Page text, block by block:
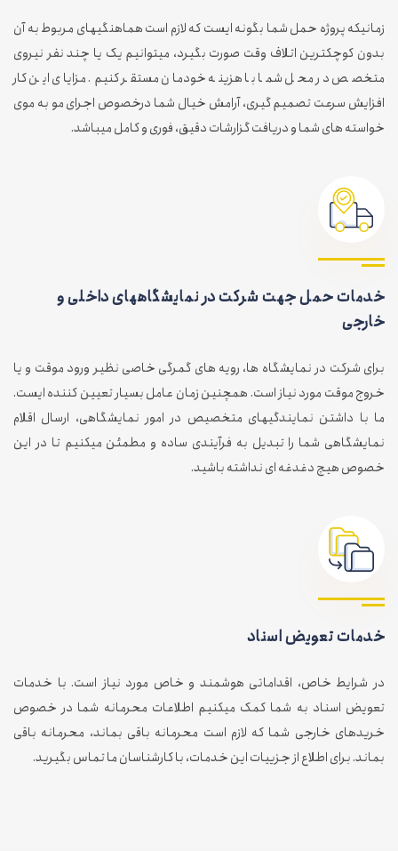
زمانیکه پروژه حمل شما بگونه ایست که لازم است هماهنگیهای مربوط به آن
بدون کوچکترین اتلاف وقت صورت بگیرد، میتوانیم یک یا چند نفر نیروی
متخصص در محل شما با هزینه خودمان مستقر کنیم. مزایای این کار
افزایش سرعت تصمیم گیری، آرامش خیال شما درخصوص اجرای مو به موی
خواسته های شما و دریافت گزارشات دقیق، فوری و کامل میباشد.
خدمات حمل جهت شرکت در نمایشگاههای داخلی و
خارجی
برای شرکت در نمایشگاه ها، رویه های گمرگی خاصی نظیر ورود موقت و یا
خروج موقت مورد نیاز است. همچنین زمان عامل بسیار تعیین کننده ایست.
ما با داشتن نمایندگیهای متخصیص در امور نمایشگاهی، ارسال اقلام
نمایشگاهی شما را تبدیل به فرآیندی ساده و مطمئن میکنیم تا در این
خصوص هیچ دغدغه ای نداشته باشید.
خدمات تعویض اسناد
در شرایط خاص، اقداماتی هوشمند و خاص مورد نیاز است. با خدمات
تعویض اسناد به شما کمک میکنیم اطلاعات محرمانه شما در خصوص
خریدهای خارجی شما که لازم است محرمانه باقی بماند، محرمانه باقی
بماند. برای اطلاع از جزییات این خدمات، با کارشناسان ما تماس بگیرید.